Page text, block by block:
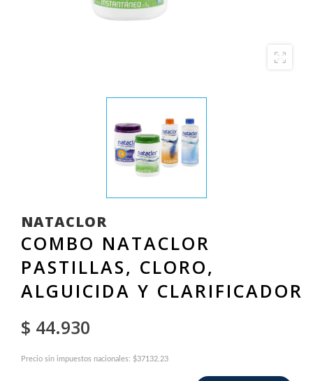
NATACLOR
COMBO NATACLOR
PASTILLAS, CLORO,
ALGUICIDA Y CLARIFICADOR
$ 44.930
Precio sin impuestos nacionales: $37132.23